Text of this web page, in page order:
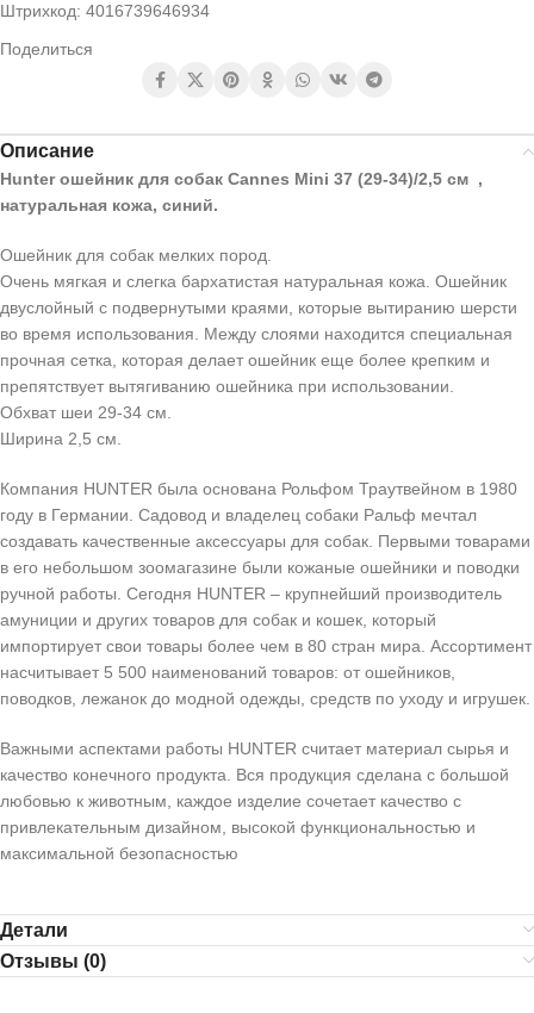
Штрихкод: 4016739646934
Поделиться
Описание
Hunter ошейник для собак Cannes Mini 37 (29-34)/2,5 см ,
натуральная кожа, синий.
Ошейник для собак мелких пород.
Очень мягкая и слегка бархатистая натуральная кожа. Ошейник
двуслойный с подвернутыми краями, которые вытиранию шерсти
во время использования. Между слоями находится специальная
прочная сетка, которая делает ошейник еще более крепким и
препятствует вытягиванию ошейника при использовании.
Обхват шеи 29-34 см.
Ширина 2,5 см.
Компания HUNTER была основана Рольфом Траутвейном в 1980
году в Германии. Садовод и владелец собаки Ральф мечтал
создавать качественные аксессуары для собак. Первыми товарами
в его небольшом зоомагазине были кожаные ошейники и поводки
ручной работы. Сегодня HUNTER – крупнейший производитель
амуниции и других товаров для собак и кошек, который
импортирует свои товары более чем в 80 стран мира. Ассортимент
насчитывает 5 500 наименований товаров: от ошейников,
поводков, лежанок до модной одежды, средств по уходу и игрушек.
Важными аспектами работы HUNTER считает материал сырья и
качество конечного продукта. Вся продукция сделана с большой
любовью к животным, каждое изделие сочетает качество с
привлекательным дизайном, высокой функциональностью и
максимальной безопасностью
Детали
Отзывы (0)